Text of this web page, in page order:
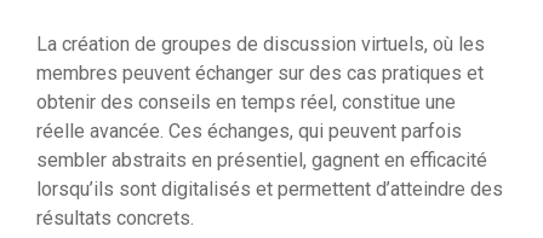
La création de groupes de discussion virtuels, où les
membres peuvent échanger sur des cas pratiques et
obtenir des conseils en temps réel, constitue une
réelle avancée. Ces échanges, qui peuvent parfois
sembler abstraits en présentiel, gagnent en efficacité
lorsqu’ils sont digitalisés et permettent d’atteindre des
résultats concrets.